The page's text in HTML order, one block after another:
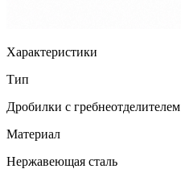
Характеристики
Тип
Дробилки с гребнеотделителем
Материал
Нержавеющая сталь